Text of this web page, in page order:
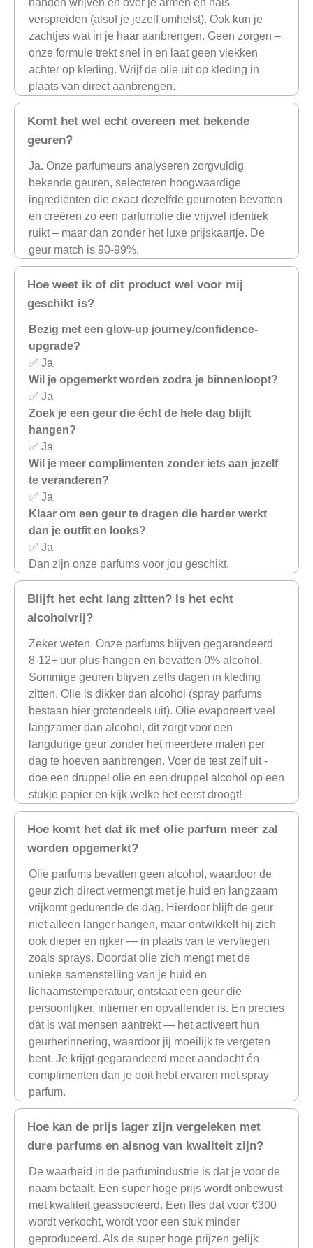
verspreiden (alsof je jezelf omhelst). Ook kun je
zachtjes wat in je haar aanbrengen. Geen zorgen –
onze formule trekt snel in en laat geen vlekken
achter op kleding. Wrijf de olie uit op kleding in
plaats van direct aanbrengen.
Komt het wel echt overeen met bekende
geuren?
Ja. Onze parfumeurs analyseren zorgvuldig
bekende geuren, selecteren hoogwaardige
ingrediënten die exact dezelfde geurnoten bevatten
en creëren zo een parfumolie die vrijwel identiek
ruikt – maar dan zonder het luxe prijskaartje. De
geur match is 90-99%.
Hoe weet ik of dit product wel voor mij
geschikt is?
Bezig met een glow-up journey/confidence-
upgrade?
✅ Ja
Wil je opgemerkt worden zodra je binnenloopt?
✅ Ja
Zoek je een geur die écht de hele dag blijft
hangen?
✅ Ja
Wil je meer complimenten zonder iets aan jezelf
te veranderen?
✅ Ja
Klaar om een geur te dragen die harder werkt
dan je outfit en looks?
✅ Ja
Dan zijn onze parfums voor jou geschikt.
Blijft het echt lang zitten? Is het echt
alcoholvrij?
Zeker weten. Onze parfums blijven gegarandeerd
8-12+ uur plus hangen en bevatten 0% alcohol.
Sommige geuren blijven zelfs dagen in kleding
zitten. Olie is dikker dan alcohol (spray parfums
bestaan hier grotendeels uit). Olie evaporeert veel
langzamer dan alcohol, dit zorgt voor een
langdurige geur zonder het meerdere malen per
dag te hoeven aanbrengen. Voer de test zelf uit -
doe een druppel olie en een druppel alcohol op een
stukje papier en kijk welke het eerst droogt!
Hoe komt het dat ik met olie parfum meer zal
worden opgemerkt?
Olie parfums bevatten geen alcohol, waardoor de
geur zich direct vermengt met je huid en langzaam
vrijkomt gedurende de dag. Hierdoor blijft de geur
niet alleen langer hangen, maar ontwikkelt hij zich
ook dieper en rijker — in plaats van te vervliegen
zoals sprays. Doordat olie zich mengt met de
unieke samenstelling van je huid en
lichaamstemperatuur, ontstaat een geur die
persoonlijker, intiemer en opvallender is. En precies
dát is wat mensen aantrekt — het activeert hun
geurherinnering, waardoor jij moeilijk te vergeten
bent. Je krijgt gegarandeerd meer aandacht én
complimenten dan je ooit hebt ervaren met spray
parfum.
Hoe kan de prijs lager zijn vergeleken met
dure parfums en alsnog van kwaliteit zijn?
De waarheid in de parfumindustrie is dat je voor de
naam betaalt. Een super hoge prijs wordt onbewust
met kwaliteit geassocieerd. Een fles dat voor €300
wordt verkocht, wordt voor een stuk minder
geproduceerd. Als de super hoge prijzen gelijk